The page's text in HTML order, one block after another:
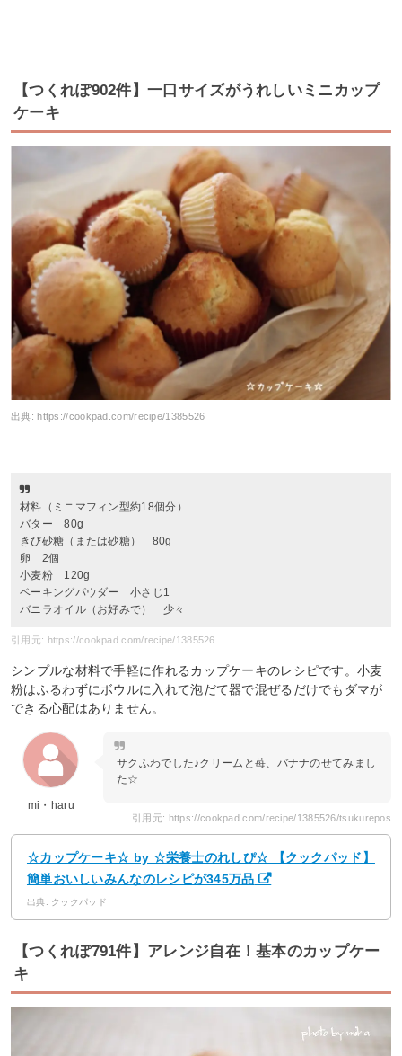
【つくれぽ902件】一口サイズがうれしいミニカップ
ケーキ
出典:https://cookpad.com/recipe/1385526
材料（ミニマフィン型約18個分）
バター 80g
きび砂糖（または砂糖） 80g
卵 2個
小麦粉 120g
ベーキングパウダー 小さじ1
バニラオイル（お好みで） 少々
引用元: https://cookpad.com/recipe/1385526
シンプルな材料で手軽に作れるカップケーキのレシピです。小麦
粉はふるわずにボウルに入れて泡だて器で混ぜるだけでもダマが
できる心配はありません。
mi・haru
サクふわでした♪クリームと苺、バナナのせてみまし
た☆
引用元: https://cookpad.com/recipe/1385526/tsukurepos
☆カップケーキ☆ by ☆栄養士のれしぴ☆ 【クックパッド】
簡単おいしいみんなのレシピが345万品
出典: クックパッド
【つくれぽ791件】アレンジ自在！基本のカップケー
キ